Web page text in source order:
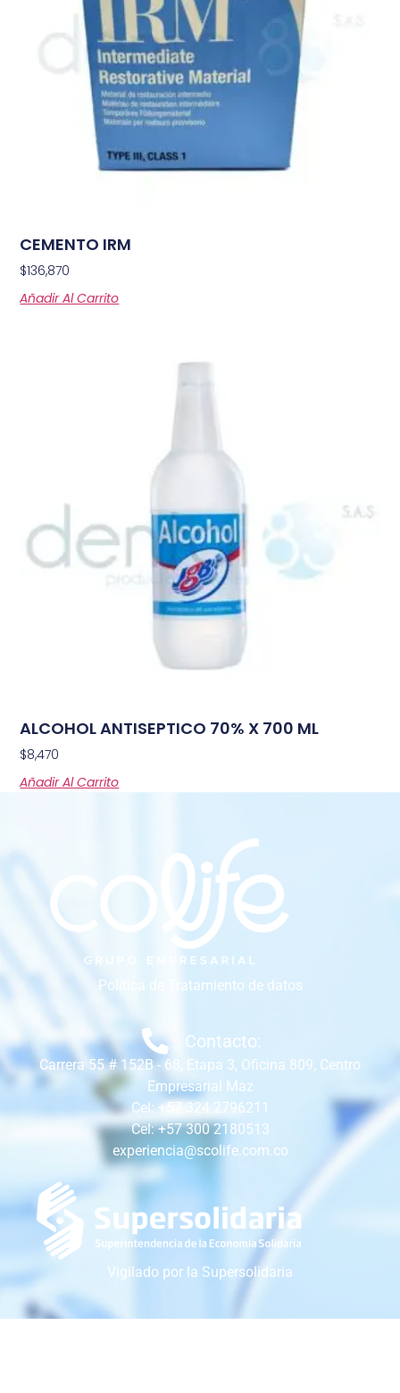
CEMENTO IRM
$136,870
Añadir Al Carrito
ALCOHOL ANTISEPTICO 70% X 700 ML
$8,470
Añadir Al Carrito
Política de Tratamiento de datos
Contacto:
Carrera 55 # 152B - 68, Etapa 3, Oficina 809, Centro
Empresarial Maz
Cel: +57 324 2796211
Cel: +57 300 2180513
experiencia@scolife.com.co
Vigilado por la Supersolidaria